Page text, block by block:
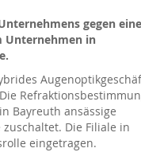
gegen eine
Unternehmen in
Bayreuth ansässige
Die Filiale in
eingetragen.